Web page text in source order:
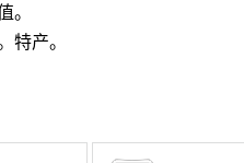
。
特产。